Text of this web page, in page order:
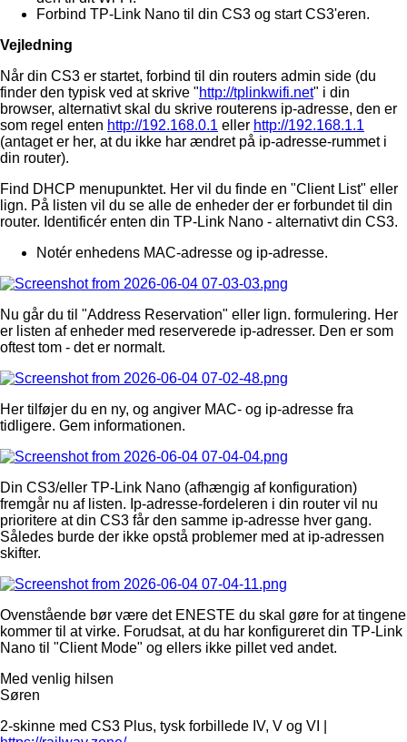
Forbind TP-Link Nano til din CS3 og start CS3'eren.
Vejledning
Når din CS3 er startet, forbind til din routers admin side (du
finder den typisk ved at skrive "http://tplinkwifi.net" i din
browser, alternativt skal du skrive routerens ip-adresse, den er
som regel enten http://192.168.0.1 eller http://192.168.1.1
(antaget er her, at du ikke har ændret på ip-adresse-rummet i
din router).
Find DHCP menupunktet. Her vil du finde en "Client List" eller
lign. På listen vil du se alle de enheder der er forbundet til din
router. Identificér enten din TP-Link Nano - alternativt din CS3.
Notér enhedens MAC-adresse og ip-adresse.
Nu går du til "Address Reservation" eller lign. formulering. Her
er listen af enheder med reserverede ip-adresser. Den er som
oftest tom - det er normalt.
Her tilføjer du en ny, og angiver MAC- og ip-adresse fra
tidligere. Gem informationen.
Din CS3/eller TP-Link Nano (afhængig af konfiguration)
fremgår nu af listen. Ip-adresse-fordeleren i din router vil nu
prioritere at din CS3 får den samme ip-adresse hver gang.
Således burde der ikke opstå problemer med at ip-adressen
skifter.
Ovenstående bør være det ENESTE du skal gøre for at tingene
kommer til at virke. Forudsat, at du har konfigureret din TP-Link
Nano til "Client Mode" og ellers ikke pillet ved andet.
Med venlig hilsen
Søren
2-skinne med CS3 Plus, tysk forbillede IV, V og VI |